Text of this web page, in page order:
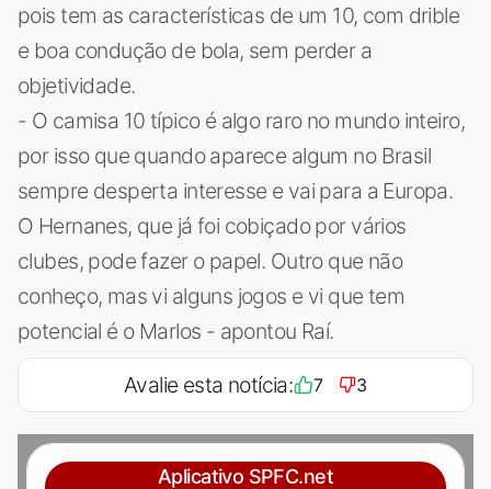
pois tem as características de um 10, com drible
e boa condução de bola, sem perder a
objetividade.
- O camisa 10 típico é algo raro no mundo inteiro,
por isso que quando aparece algum no Brasil
sempre desperta interesse e vai para a Europa.
O Hernanes, que já foi cobiçado por vários
clubes, pode fazer o papel. Outro que não
conheço, mas vi alguns jogos e vi que tem
potencial é o Marlos - apontou Raí.
Avalie esta notícia: 7 3
Aplicativo SPFC.net